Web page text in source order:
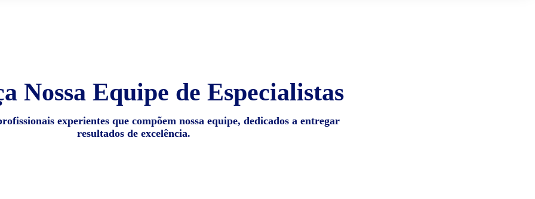
Nossa Equipe de Especialistas
experientes que compõem nossa equipe, dedicados a entregar
resultados de excelência.